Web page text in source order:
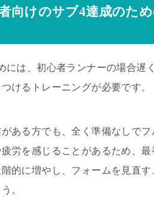
向けのサブ4達成のた
には、初心者ランナーの場合遅
けるトレーニングが必要です。
ある方でも、全く準備なしで
労を感じることがあるため、
的に増やし、フォームを見直
。